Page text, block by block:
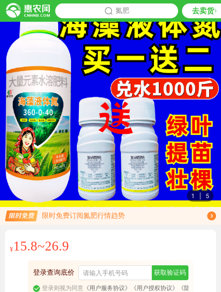
氮肥 去卖货
1 5
限时免费订阅氮肥行情趋势
¥15.8~26.9
登录查询底价 获取验证码
登录则视为同意《用户服务协议》 《用户授权协议》 《隐私政策》